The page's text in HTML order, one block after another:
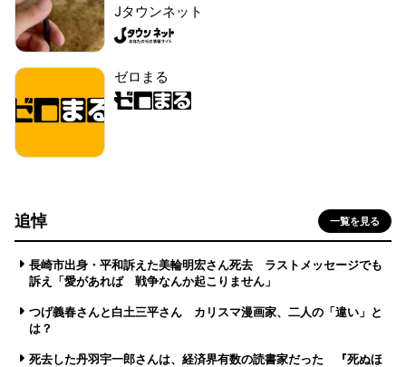
Jタウンネット
ゼロまる
追悼 一覧を見る
長崎市出身・平和訴えた美輪明宏さん死去 ラストメッセージでも
訴え「愛があれば 戦争なんか起こりません」
つげ義春さんと白土三平さん カリスマ漫画家、二人の「違い」と
は？
死去した丹羽宇一郎さんは、経済界有数の読書家だった 『死ぬほ